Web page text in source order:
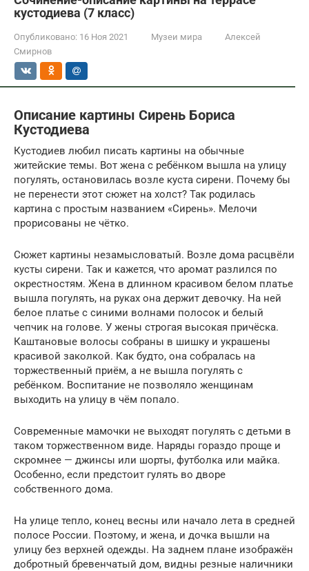
кустодиева (7 класс)
Опубликовано: 16 Ноя 2021 Музеи мира
Алексей
Смирнов
Описание картины Сирень Бориса
Кустодиева
Кустодиев любил писать картины на обычные
житейские темы. Вот жена с ребёнком вышла на улицу
погулять, остановилась возле куста сирени. Почему бы
не перенести этот сюжет на холст? Так родилась
картина с простым названием «Сирень». Мелочи
прорисованы не чётко.
Сюжет картины незамысловатый. Возле дома расцвёли
кусты сирени. Так и кажется, что аромат разлился по
окрестностям. Жена в длинном красивом белом платье
вышла погулять, на руках она держит девочку. На ней
белое платье с синими волнами полосок и белый
чепчик на голове. У жены строгая высокая причёска.
Каштановые волосы собраны в шишку и украшены
красивой заколкой. Как будто, она собралась на
торжественный приём, а не вышла погулять с
ребёнком. Воспитание не позволяло женщинам
выходить на улицу в чём попало.
Современные мамочки не выходят погулять с детьми в
таком торжественном виде. Наряды гораздо проще и
скромнее — джинсы или шорты, футболка или майка.
Особенно, если предстоит гулять во дворе
собственного дома.
На улице тепло, конец весны или начало лета в средней
полосе России. Поэтому, и жена, и дочка вышли на
улицу без верхней одежды. На заднем плане изображён
добротный бревенчатый дом, видны резные наличники